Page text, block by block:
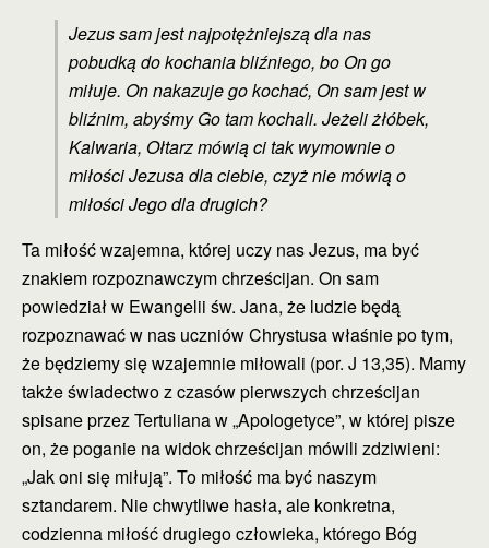
Jezus sam jest najpotężniejszą dla nas
pobudką do kochania bliźniego, bo On go
miłuje. On nakazuje go kochać, On sam jest w
bliźnim, abyśmy Go tam kochali. Jeżeli żłóbek,
Kalwaria, Ołtarz mówią ci tak wymownie o
miłości Jezusa dla ciebie, czyż nie mówią o
miłości Jego dla drugich?
Ta miłość wzajemna, której uczy nas Jezus, ma być
znakiem rozpoznawczym chrześcijan. On sam
powiedział w Ewangelii św. Jana, że ludzie będą
rozpoznawać w nas uczniów Chrystusa właśnie po tym,
że będziemy się wzajemnie miłowali (por. J 13,35). Mamy
także świadectwo z czasów pierwszych chrześcijan
spisane przez Tertuliana w „Apologetyce”, w której pisze
on, że poganie na widok chrześcijan mówili zdziwieni:
„Jak oni się miłują”. To miłość ma być naszym
sztandarem. Nie chwytliwe hasła, ale konkretna,
codzienna miłość drugiego człowieka, którego Bóg